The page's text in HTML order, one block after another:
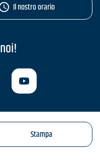
Il nostro orario
Stampa